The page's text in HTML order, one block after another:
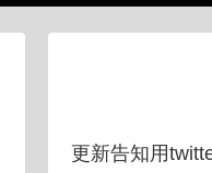
更新告知用